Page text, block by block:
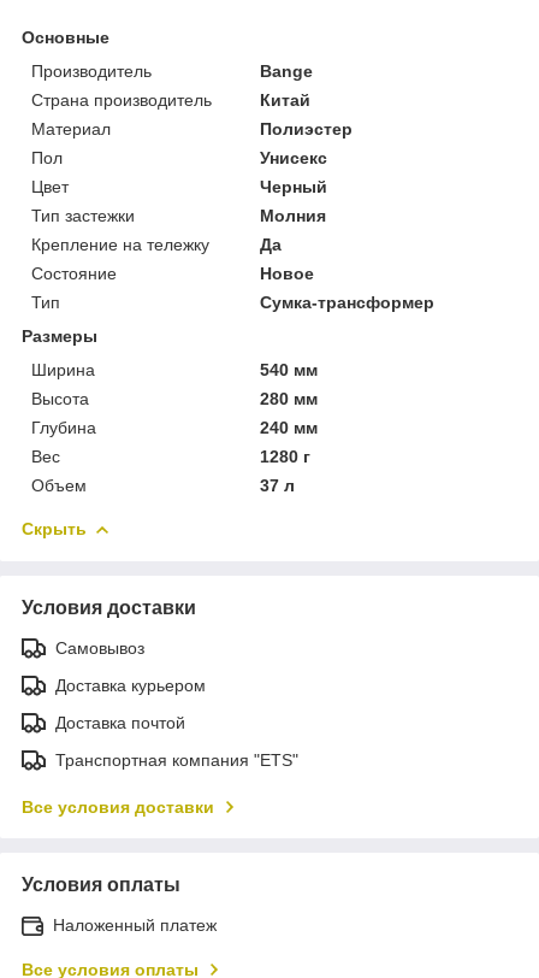
Основные
Производитель
Bange
Страна производитель
Китай
Материал
Полиэстер
Пол
Унисекс
Цвет
Черный
Тип застежки
Молния
Крепление на тележку
Да
Состояние
Новое
Тип
Сумка-трансформер
Размеры
Ширина
540 мм
Высота
280 мм
Глубина
240 мм
Вес
1280 г
Объем
37 л
Скрыть
Условия доставки
Самовывоз
Доставка курьером
Доставка почтой
Транспортная компания "ETS"
Все условия доставки
Условия оплаты
Наложенный платеж
Все условия оплаты